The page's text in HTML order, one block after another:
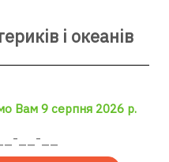
і океанів
Вам 9 серпня 2026 р.